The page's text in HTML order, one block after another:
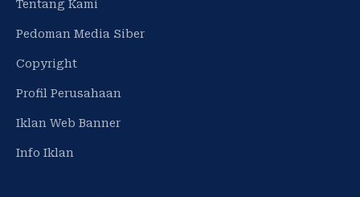
Tentang Kami
Pedoman Media Siber
Copyright
Profil Perusahaan
Iklan Web Banner
Info Iklan